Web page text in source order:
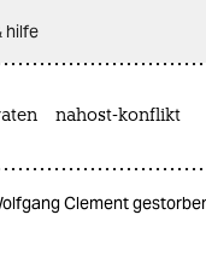
hilfe
nahost-konflikt
Clement